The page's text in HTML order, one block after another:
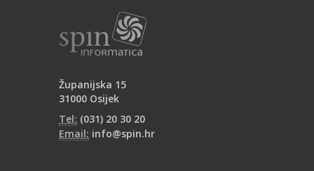
Županijska 15
31000 Osijek
Tel: (031) 20 30 20
Email: info@spin.hr